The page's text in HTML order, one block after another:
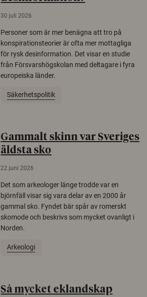
30 juli 2026
Personer som är mer benägna att tro på
konspirationsteorier är ofta mer mottagliga
för rysk desinformation. Det visar en studie
från Försvarshögskolan med deltagare i fyra
europeiska länder.
Säkerhetspolitik
Gammalt skinn var Sveriges
äldsta sko
22 juni 2026
Det som arkeologer länge trodde var en
björnfäll visar sig vara delar av en 2000 år
gammal sko. Fyndet bär spår av romerskt
skomode och beskrivs som mycket ovanligt i
Norden.
Arkeologi
Så mycket eklandskap